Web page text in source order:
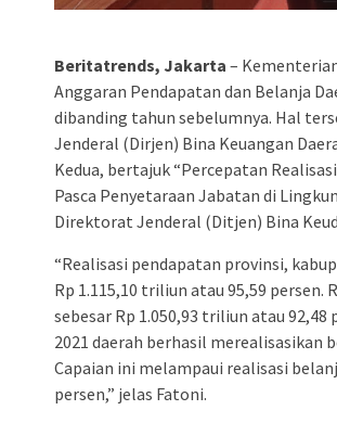
Beritatrends, Jakarta –
Anggaran Pendapatan dan Belanja
dibanding tahun sebelumnya. Hal
Jenderal (Dirjen) Bina Keuangan
Kedua, bertajuk “Percepatan
Pasca Penyetaraan Jabatan di
Direktorat Jenderal (Ditjen) Bina
“Realisasi pendapatan provinsi,
Rp 1.115,10 triliun atau 95,59
sebesar Rp 1.050,93 triliun atau 92,48
2021 daerah berhasil merealisasikan
Capaian ini melampaui realisasi
persen,” jelas Fatoni.